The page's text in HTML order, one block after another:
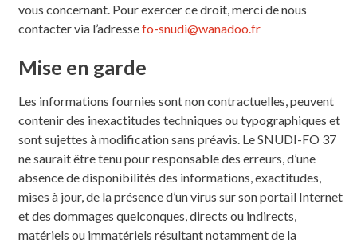
vous concernant. Pour exercer ce droit, merci de nous
contacter via l’adressefo-snudi@wanadoo.fr
Mise en garde
Les informations fournies sont non contractuelles, peuvent
contenir des inexactitudes techniques ou typographiques et
sont sujettes à modification sans préavis. Le SNUDI-FO 37
ne saurait être tenu pour responsable des erreurs, d’une
absence de disponibilités des informations, exactitudes,
mises à jour, de la présence d’un virus sur son portail Internet
et des dommages quelconques, directs ou indirects,
matériels ou immatériels résultant notamment de la